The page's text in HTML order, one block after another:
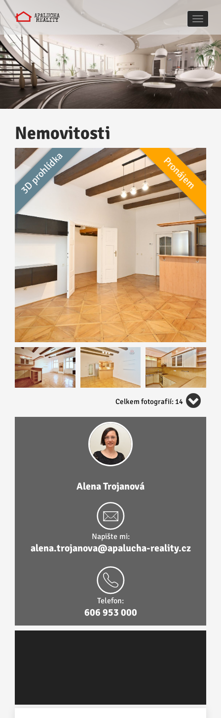
Nemovitosti
Pronájem
3D prohlídka
Celkem fotografií: 14
Alena Trojanová
Napište mi:
alena.trojanova@apalucha-reality.cz
Telefon:
606 953 000